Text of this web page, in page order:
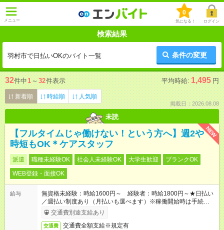
メニュー
0
気になる！ ログイン
検索結果
羽村市で日払いOKのバイト一覧 条件の変更
32件中1 ～ 32件表示 平均時給: 1,495 円
新着順 時給順 人気順
掲載日：2026.08.08
未読
NEW
【フルタイムじゃ働けない！という方へ】週2や
時短もOK＊ケアスタッフ
派遣 職種未経験OK 社会人未経験OK 大学生歓迎
ブランクOK
WEB登録・面接OK
給与
無資格未経験：時給1600円～ 経験者：時給1800円～★日払い
／週払い制度あり（月払いも選べます）※稼働開始時は手続き完
了次第のお支払いとなります。
交通費別途支給あり
交通費 交通費全額支給※規定有